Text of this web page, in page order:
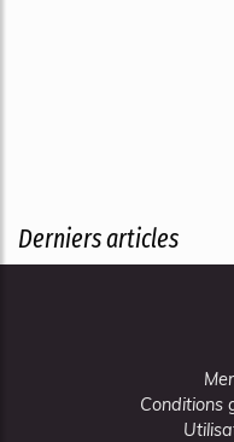
Derniers articles
Conditions